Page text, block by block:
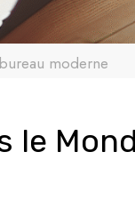
moderne
le